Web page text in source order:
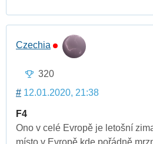
Czechia
320
# 12.01.2020, 21:38
F4
Ono v celé Evropě je letošní